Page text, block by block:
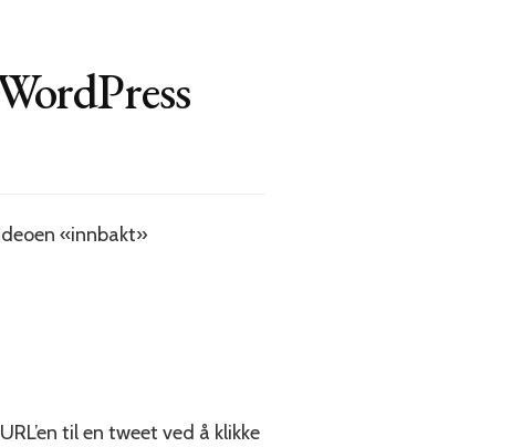
«innbakt»
til en tweet ved å klikke